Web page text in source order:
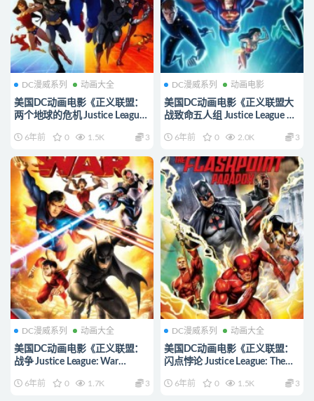
DC漫威系列 动画大全
美国DC动画电影《正义联盟：
两个地球的危机 Justice League:
语中字 720P/MP4/2.18G 正义
6年前 0 1.5K 3
DC漫威系列 动画电影
美国DC动画电影《正义联盟大
战致命五人组 Justice League VS
双字 720P/MP4/743M 正义联
6年前 0 2.0K 3
DC漫威系列 动画大全
美国DC动画电影《正义联盟：
战争 Justice League: War
1080P/MP4/1.78G 正义联盟动
6年前 0 1.7K 3
DC漫威系列 动画大全
美国DC动画电影《正义联盟：
闪点悖论 Justice League: The
中英双字 1080P/MKV/1.56G
6年前 0 1.5K 3